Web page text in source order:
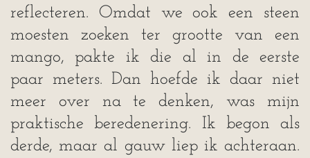
reflecteren. Omdat we ook een steen
moesten zoeken ter grootte van een
mango, pakte ik die al in de eerste
paar meters. Dan hoefde ik daar niet
meer over na te denken, was mijn
praktische beredenering. Ik begon als
derde, maar al gauw liep ik achteraan.